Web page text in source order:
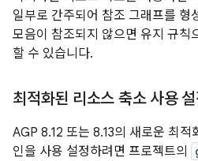
일부로 간주되어 참조 그래프를 형
모음이 참조되지 않으면 유지 규칙
할 수 있습니다.
최적화된 리소스 축소 사용
AGP 8.12 또는 8.13의 새로운 최
인을 사용 설정하려면 프로젝트의